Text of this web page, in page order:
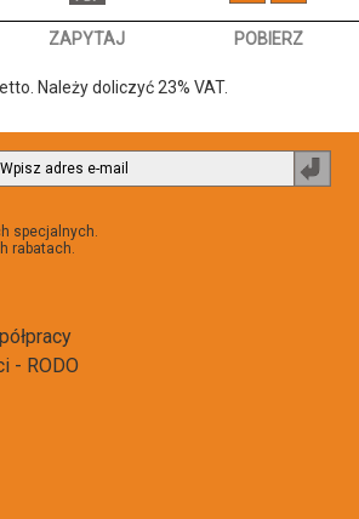
ZAPYTAJ POBIERZ
Należy doliczyć 23% VAT.
specjalnych.
rabatach.
- RODO